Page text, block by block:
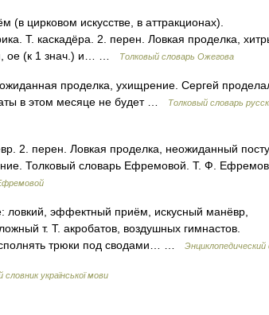
цирковом искусстве, в аттракционах).
Т. каскадёра. 2. перен. Ловкая проделка,
ое (к 1 знач.) и… …
Толковый словарь Ожегова
проделка, ухищрение. Сергей
в этом месяце не будет …
Толковый словарь
2. перен. Ловкая проделка, неожиданный
Толковый словарь Ефремовой. Т. Ф.
эффектный приём, искусный манёвр,
т. Т. акробатов, воздушных гимнастов.
трюки под сводами… …
Энциклопедический
української мови